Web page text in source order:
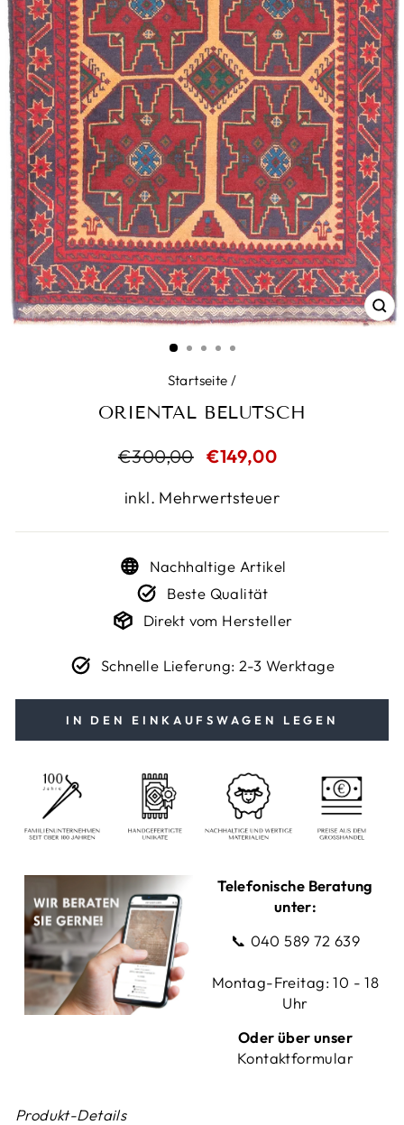
Startseite /
ORIENTAL BELUTSCH
Normaler
€300,00 Sonderpreis
€149,00
inkl. Mehrwertsteuer
Nachhaltige Artikel
Beste Qualität
Direkt vom Hersteller
Schnelle Lieferung: 2-3 Werktage
IN DEN EINKAUFSWAGEN LEGEN
Telefonische Beratung
unter:
📞 040 589 72 639
Montag-Freitag: 10 - 18
Uhr
Oder über unser
Kontaktformular
Produkt-Details